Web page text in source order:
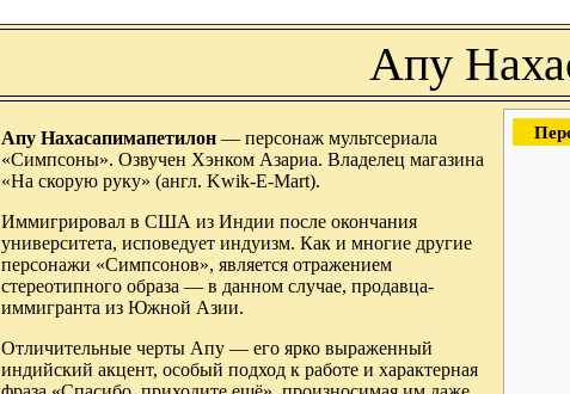
Апу
Апу Нахасапимапетилон — персонаж мультсериала
«Симпсоны». Озвучен Хэнком Азариа. Владелец магазина
«На скорую руку» (англ. Kwik-E-Mart).
Иммигрировал в США из Индии после окончания
университета, исповедует индуизм. Как и многие другие
персонажи «Симпсонов», является отражением
стереотипного образа — в данном случае, продавца-
иммигранта из Южной Азии.
Отличительные черты Апу — его ярко выраженный
индийский акцент, особый подход к работе и характерная